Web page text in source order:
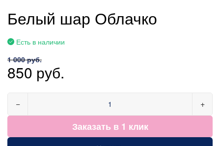
Белый шар Облачко
Есть в наличии
1 000 руб.
850 руб.
− +
Заказать в 1 клик